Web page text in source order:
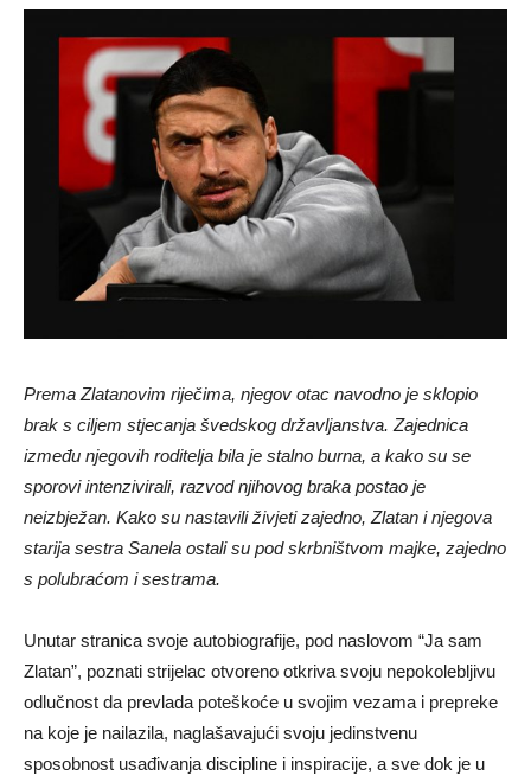
Prema Zlatanovim riječima, njegov otac navodno je sklopio
brak s ciljem stjecanja švedskog državljanstva. Zajednica
između njegovih roditelja bila je stalno burna, a kako su se
sporovi intenzivirali, razvod njihovog braka postao je
neizbježan. Kako su nastavili živjeti zajedno, Zlatan i njegova
starija sestra Sanela ostali su pod skrbništvom majke, zajedno
s polubraćom i sestrama.
Unutar stranica svoje autobiografije, pod naslovom “Ja sam
Zlatan”, poznati strijelac otvoreno otkriva svoju nepokolebljivu
odlučnost da prevlada poteškoće u svojim vezama i prepreke
na koje je nailazila, naglašavajući svoju jedinstvenu
sposobnost usađivanja discipline i inspiracije, a sve dok je u